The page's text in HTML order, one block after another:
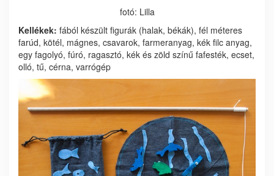
fotó: Lilla
Kellékek: fából készült figurák (halak, békák), fél méteres
farúd, kötél, mágnes, csavarok, farmeranyag, kék filc anyag,
egy fagolyó, fúró, ragasztó, kék és zöld színű fafesték, ecset,
olló, tű, cérna, varrógép